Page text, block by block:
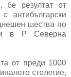
бе резултат от
антибългарски
шества по
в Р Северна
от преди 1000
столетие,